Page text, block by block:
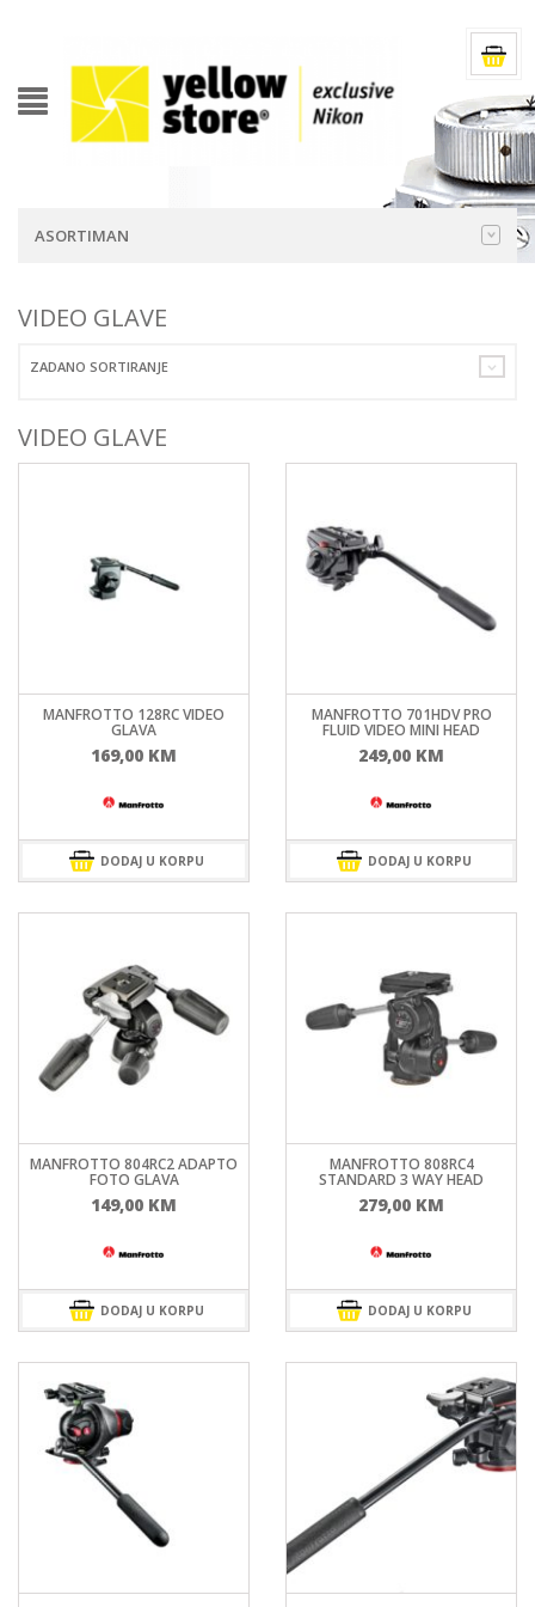
ASORTIMAN
VIDEO GLAVE
ZADANO SORTIRANJE
VIDEO GLAVE
MANFROTTO 128RC VIDEO
GLAVA
169,00 KM
DODAJ U KORPU
MANFROTTO 701HDV PRO
FLUID VIDEO MINI HEAD
249,00 KM
DODAJ U KORPU
MANFROTTO 804RC2 ADAPTO
FOTO GLAVA
149,00 KM
DODAJ U KORPU
MANFROTTO 808RC4
STANDARD 3 WAY HEAD
279,00 KM
DODAJ U KORPU